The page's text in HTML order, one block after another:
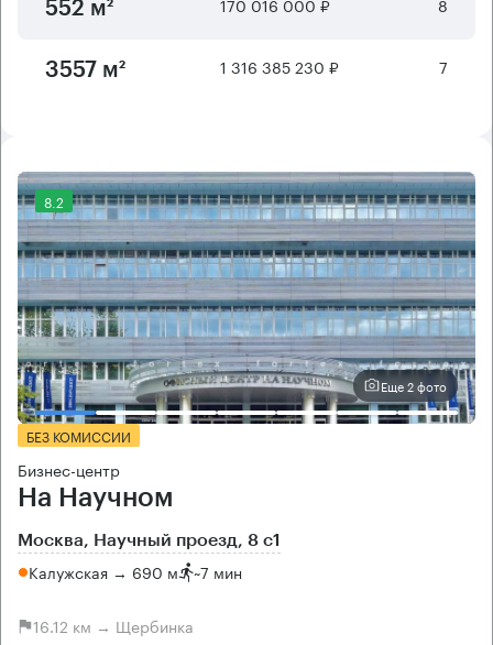
552 м²
3557 м² 1 316 385 230 ₽ 7
8.2
Еще 2 фото
БЕЗ КОМИССИИ
Бизнес-центр
На Научном
Москва, Научный проезд, 8 с1
Калужская → 690 м ~7 мин
16.12 км → Щербинка